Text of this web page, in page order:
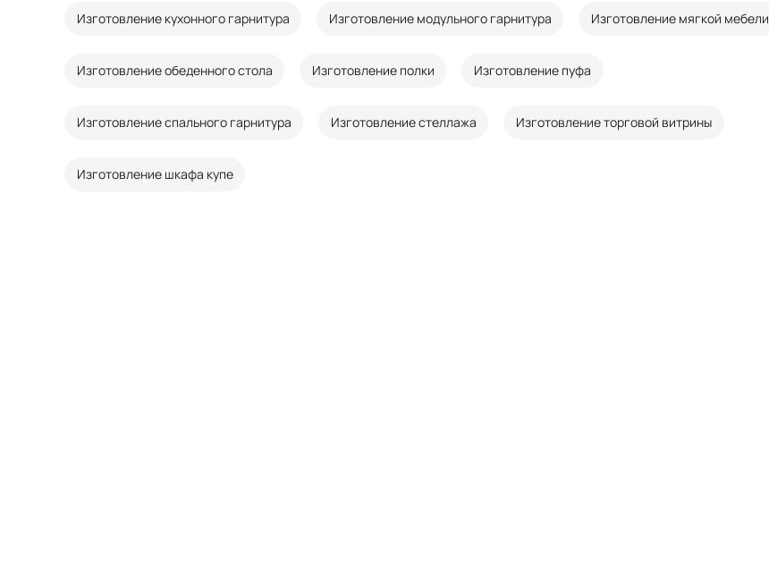
Изготовление кухонного гарнитура Изготовление модульного гарнитура Изготовление мягкой мебели
Изготовление обеденного стола Изготовление полки Изготовление пуфа
Изготовление спального гарнитура Изготовление стеллажа Изготовление торговой витрины
Изготовление шкафа купе